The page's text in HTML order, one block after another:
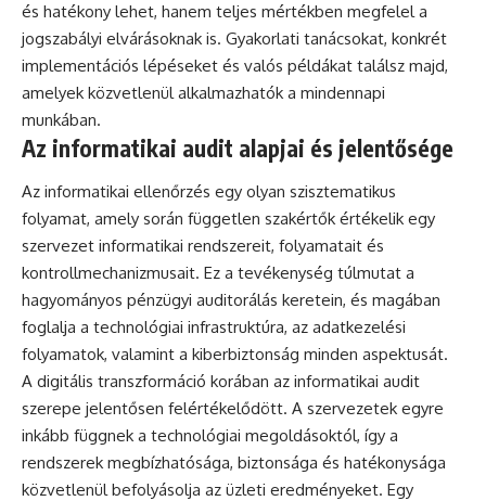
és hatékony lehet, hanem teljes mértékben megfelel a
jogszabályi elvárásoknak is. Gyakorlati tanácsokat, konkrét
implementációs lépéseket és valós példákat találsz majd,
amelyek közvetlenül alkalmazhatók a mindennapi
munkában.
Az informatikai audit alapjai és jelentősége
Az informatikai ellenőrzés egy olyan szisztematikus
folyamat, amely során független szakértők értékelik egy
szervezet informatikai rendszereit, folyamatait és
kontrollmechanizmusait. Ez a tevékenység túlmutat a
hagyományos pénzügyi auditorálás keretein, és magában
foglalja a technológiai infrastruktúra, az adatkezelési
folyamatok, valamint a kiberbiztonság minden aspektusát.
A digitális transzformáció korában az informatikai audit
szerepe jelentősen felértékelődött. A szervezetek egyre
inkább függnek a technológiai megoldásoktól, így a
rendszerek megbízhatósága, biztonsága és hatékonysága
közvetlenül befolyásolja az üzleti eredményeket. Egy